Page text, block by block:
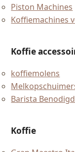
Piston Machines
Koffiemachines
Koffie
koffiemolens
Barista
Koffie